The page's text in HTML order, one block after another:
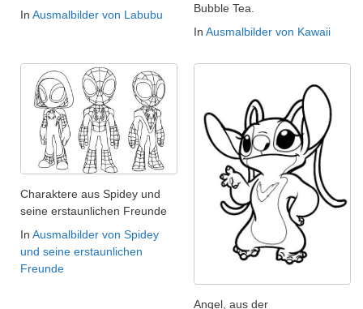
In Ausmalbilder von Labubu
Bubble Tea.
In Ausmalbilder von Kawaii
Charaktere aus Spidey und
seine erstaunlichen Freunde
In Ausmalbilder von Spidey
und seine erstaunlichen
Freunde
Angel, aus der